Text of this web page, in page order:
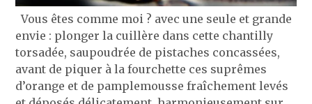
Vous êtes comme moi ? avec une seule et grande
envie : plonger la cuillère dans cette chantilly
torsadée, saupoudrée de pistaches concassées,
avant de piquer à la fourchette ces suprêmes
d’orange et de pamplemousse fraîchement levés